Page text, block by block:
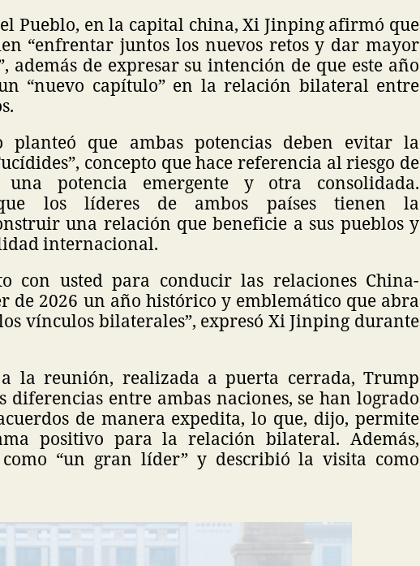
Pueblo, en la capital china, Xi Jinping afirmó que
“enfrentar juntos los nuevos retos y dar mayor
además de expresar su intención de que este año
“nuevo capítulo” en la relación bilateral entre
planteó que ambas potencias deben evitar la
concepto que hace referencia al riesgo de
una potencia emergente y otra consolidada.
los líderes de ambos países tienen la
una relación que beneficie a sus pueblos y
internacional.
con usted para conducir las relaciones China-
de 2026 un año histórico y emblemático que abra
vínculos bilaterales”, expresó Xi Jinping durante
la reunión, realizada a puerta cerrada, Trump
diferencias entre ambas naciones, se han logrado
de manera expedita, lo que, dijo, permite
positivo para la relación bilateral. Además,
“un gran líder” y describió la visita como